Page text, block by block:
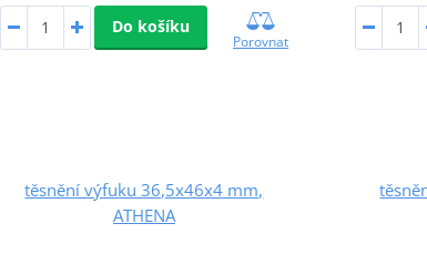
Do košíku
Porovnat
těsnění výfuku 36,5x46x4 mm,
ATHENA